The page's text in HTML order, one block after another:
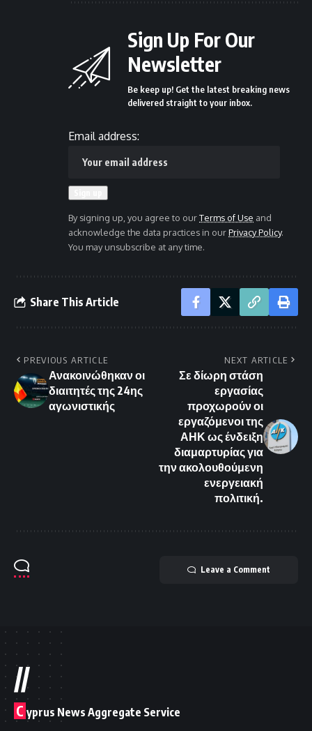
Sign Up For Our
Newsletter
Be keep up! Get the latest breaking news
delivered straight to your inbox.
Email address:
By signing up, you agree to ourTerms of Use and
acknowledge the data practices in ourPrivacy Policy.
You may unsubscribe at any time.
Share This Article
PREVIOUS ARTICLE
Ανακοινώθηκαν οι
διαιτητές της 24ης
αγωνιστικής
NEXT ARTICLE
Σε δίωρη στάση
εργασίας
προχωρούν οι
εργαζόμενοι της
ΑΗΚ ως ένδειξη
διαμαρτυρίας για
την ακολουθούμενη
ενεργειακή
πολιτική.
Leave a Comment
//
C yprus News Aggregate Service